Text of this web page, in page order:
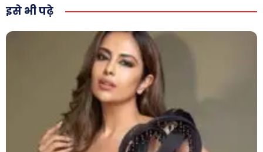
X Youtube
About Us Privacy Policy
इसे भी पढ़े